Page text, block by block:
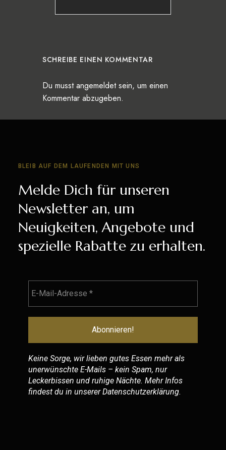
SCHREIBE EINEN KOMMENTAR
Du musstangemeldetsein, um einen
Kommentar abzugeben.
BLEIB AUF DEM LAUFENDEN MIT UNS
Melde Dich für unseren
Newsletter an, um
Neuigkeiten, Angebote und
spezielle Rabatte zu erhalten.
Keine Sorge, wir lieben gutes Essen mehr als
unerwünschte E-Mails – kein Spam, nur
Leckerbissen und ruhige Nächte. Mehr Infos
findest du in unsererDatenschutzerklärung.